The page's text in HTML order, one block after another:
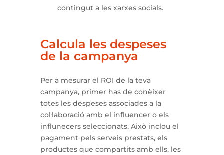
contingut a les xarxes socials.
Calcula les despeses
de la campanya
Per a mesurar el ROI de la teva
campanya, primer has de conèixer
totes les despeses associades a la
col·laboració amb el influencer o els
influnecers seleccionats. Això inclou el
pagament pels serveis prestats, els
productes que compartits amb ells, les